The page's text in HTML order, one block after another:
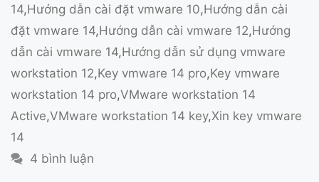
14,Hướng dẫn cài đặt vmware 10,Hướng dẫn cài
đặt vmware 14,Hướng dẫn cài vmware 12,Hướng
dẫn cài vmware 14,Hướng dẫn sử dụng vmware
workstation 12,Key vmware 14 pro,Key vmware
workstation 14 pro,VMware workstation 14
Active,VMware workstation 14 key,Xin key vmware
14
4 bình luận